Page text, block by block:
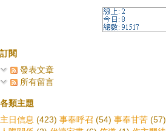
訂閱
發表文章
所有留言
各類主題
主日信息 (423) 事奉呼召 (54) 事奉甘苦 (57)